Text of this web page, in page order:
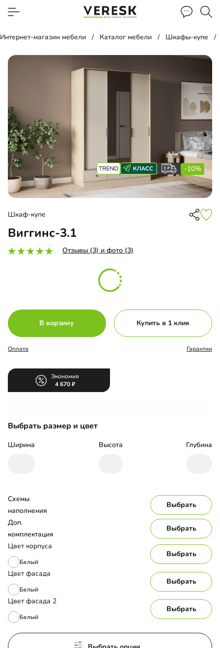
Интернет-магазин мебели Каталог мебели Шкафы-купе
-10%
Шкаф-купе
Виггинс-3.1
Отзывы (3) и фото (3)
В корзину Купить в 1 клик
Оплата Гарантии
Экономия
4 670
Выбрать размер и цвет
Ширина Высота Глубина
Цвет корпуса
Белый
Выбрать
Цвет фасада
Белый
Выбрать
Цвет фасада 2
Белый
Выбрать
Схемы
наполнения
Выбрать
Доп.
комплектация
Выбрать